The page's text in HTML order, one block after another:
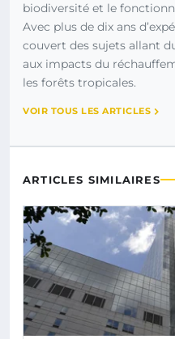
biodiversité et le
Avec plus de dix ans
couvert des sujets allant
aux impacts du
les forêts tropicales.
VOIR TOUS LES ARTICLES
ARTICLES SIMILAIRES